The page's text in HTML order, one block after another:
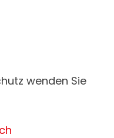
wenden Sie